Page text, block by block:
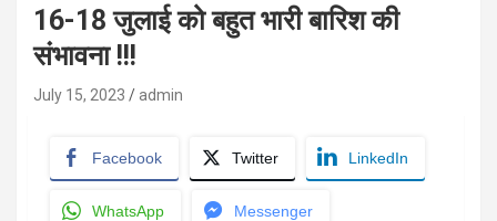
16-18 जुलाई को बहुत भारी बारिश की
संभावना !!!
July 15, 2023 admin
Facebook Twitter LinkedIn
WhatsApp Messenger